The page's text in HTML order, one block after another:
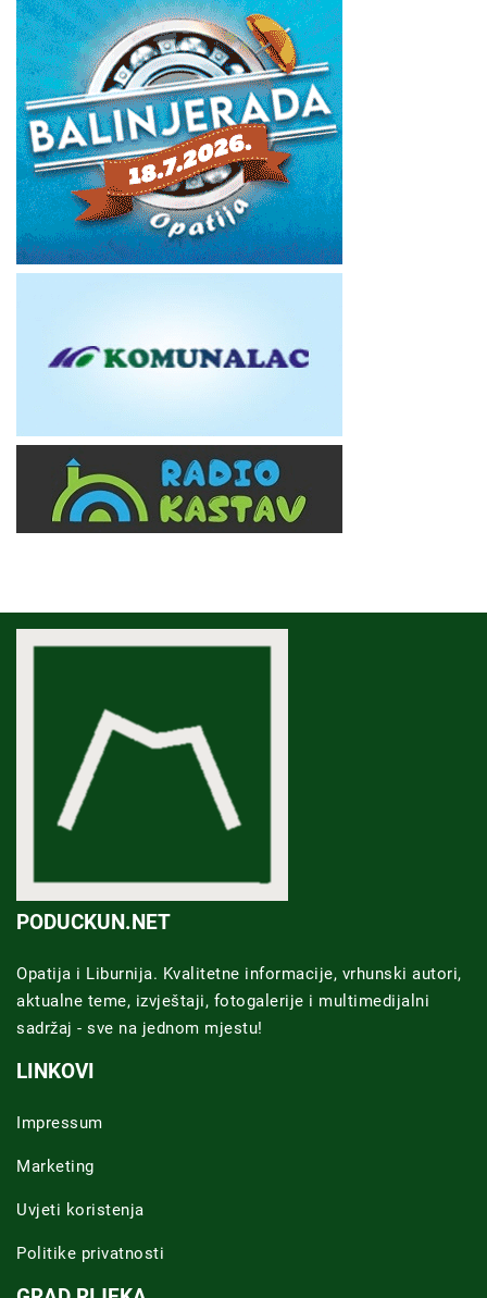
PODUCKUN.NET
Opatija i Liburnija. Kvalitetne informacije, vrhunski autori,
aktualne teme, izvještaji, fotogalerije i multimedijalni
sadržaj - sve na jednom mjestu!
LINKOVI
Impressum
Marketing
Uvjeti koristenja
Politike privatnosti